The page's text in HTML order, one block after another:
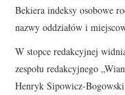
Bekiera indeksy osobowe
nazwy oddziałów i
W stopce redakcyjnej
zespołu redakcyjnego
Henryk Sipowicz-